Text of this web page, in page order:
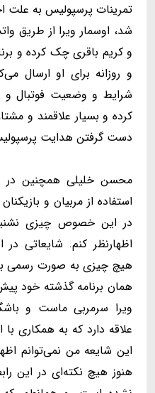
تمرینات پرسپولیس به علت
شد، اوسمار ویرا از طریق
و کریم باقری چک کرده و
و روزانه برای او ارسال
شرایط و وضعیت فوتبال و
کرده و بسیار علاقمند و
دست گرفتن هدایت
محسن خلیلی همچنین در
استفاده از مربیان و
در این خصوص چیزی
اظهارنظر کنم. شایعاتی در
هیچ چیزی به صورت رسمی
همان برنامه گذشته خود
ویرا سرمربی ماست و
علاقه دارد که به همکاری
این شایعه من نمی‌توانم
هنوز هیچ نکته‌ای در این